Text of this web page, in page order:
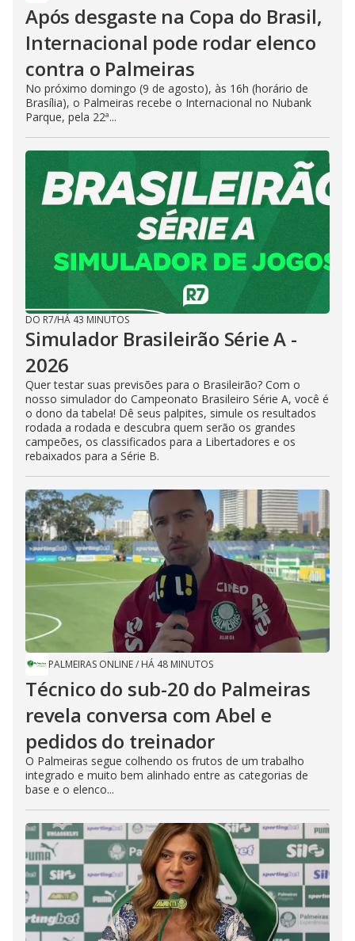
Após desgaste na Copa do Brasil,
Internacional pode rodar elenco
contra o Palmeiras
No próximo domingo (9 de agosto), às 16h (horário de
Brasília), o Palmeiras recebe o Internacional no Nubank
Parque, pela 22ª...
DO R7/HÁ 43 MINUTOS
Simulador Brasileirão Série A -
2026
Quer testar suas previsões para o Brasileirão? Com o
nosso simulador do Campeonato Brasileiro Série A, você é
o dono da tabela! Dê seus palpites, simule os resultados
rodada a rodada e descubra quem serão os grandes
campeões, os classificados para a Libertadores e os
rebaixados para a Série B.
PALMEIRAS ONLINE/ HÁ 48 MINUTOS
Técnico do sub-20 do Palmeiras
revela conversa com Abel e
pedidos do treinador
O Palmeiras segue colhendo os frutos de um trabalho
integrado e muito bem alinhado entre as categorias de
base e o elenco...